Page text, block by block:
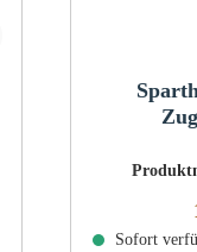
Sofort